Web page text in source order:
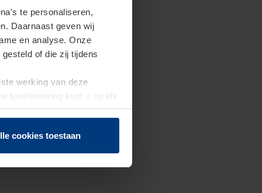
te personaliseren,
Daarnaast geven wij
en analyse. Onze
of die zij tijdens
werking van deze
toestemming kunt u op elk
herroepen.
cookies toestaan